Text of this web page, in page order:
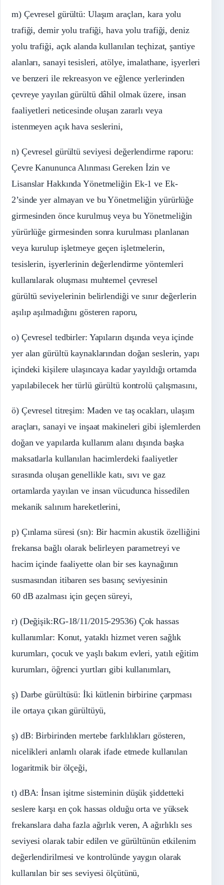
m) Çevresel gürültü: Ulaşım araçları, kara yolu
trafiği, demir yolu trafiği, hava yolu trafiği, deniz
yolu trafiği, açık alanda kullanılan teçhizat, şantiye
alanları, sanayi tesisleri, atölye, imalathane, işyerleri
ve benzeri ile rekreasyon ve eğlence yerlerinden
çevreye yayılan gürültü dâhil olmak üzere, insan
faaliyetleri neticesinde oluşan zararlı veya
istenmeyen açık hava seslerini,
n) Çevresel gürültü seviyesi değerlendirme raporu:
Çevre Kanununca Alınması Gereken İzin ve
Lisanslar Hakkında Yönetmeliğin Ek-1 ve Ek-
2’sinde yer almayan ve bu Yönetmeliğin yürürlüğe
girmesinden önce kurulmuş veya bu Yönetmeliğin
yürürlüğe girmesinden sonra kurulması planlanan
veya kurulup işletmeye geçen işletmelerin,
tesislerin, işyerlerinin değerlendirme yöntemleri
kullanılarak oluşması muhtemel çevresel
gürültü seviyelerinin belirlendiği ve sınır değerlerin
aşılıp aşılmadığını gösteren raporu,
o) Çevresel tedbirler: Yapıların dışında veya içinde
yer alan gürültü kaynaklarından doğan seslerin, yapı
içindeki kişilere ulaşıncaya kadar yayıldığı ortamda
yapılabilecek her türlü gürültü kontrolü çalışmasını,
ö) Çevresel titreşim: Maden ve taş ocakları, ulaşım
araçları, sanayi ve inşaat makineleri gibi işlemlerden
doğan ve yapılarda kullanım alanı dışında başka
maksatlarla kullanılan hacimlerdeki faaliyetler
sırasında oluşan genellikle katı, sıvı ve gaz
ortamlarda yayılan ve insan vücudunca hissedilen
mekanik salınım hareketlerini,
p) Çınlama süresi (sn): Bir hacmin akustik özelliğini
frekansa bağlı olarak belirleyen parametreyi ve
hacim içinde faaliyette olan bir ses kaynağının
susmasından itibaren ses basınç seviyesinin
60 dB azalması için geçen süreyi,
r) (Değişik:RG-18/11/2015-29536) Çok hassas
kullanımlar: Konut, yataklı hizmet veren sağlık
kurumları, çocuk ve yaşlı bakım evleri, yatılı eğitim
kurumları, öğrenci yurtları gibi kullanımları,
ş) Darbe gürültüsü: İki kütlenin birbirine çarpması
ile ortaya çıkan gürültüyü,
ş) dB: Birbirinden mertebe farklılıkları gösteren,
nicelikleri anlamlı olarak ifade etmede kullanılan
logaritmik bir ölçeği,
t) dBA: İnsan işitme sisteminin düşük şiddetteki
seslere karşı en çok hassas olduğu orta ve yüksek
frekanslara daha fazla ağırlık veren, A ağırlıklı ses
seviyesi olarak tabir edilen ve gürültünün etkilenim
değerlendirilmesi ve kontrolünde yaygın olarak
kullanılan bir ses seviyesi ölçütünü,